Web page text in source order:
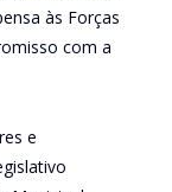
às Forças
com a
e